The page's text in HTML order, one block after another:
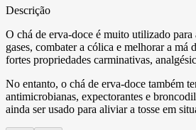
Descrição
O chá de erva-doce é muito utilizado para
gases, combater a cólica e melhorar a má
fortes propriedades carminativas,
No entanto, o chá de erva-doce também
antimicrobianas, expectorantes e
ainda ser usado para aliviar a tosse em